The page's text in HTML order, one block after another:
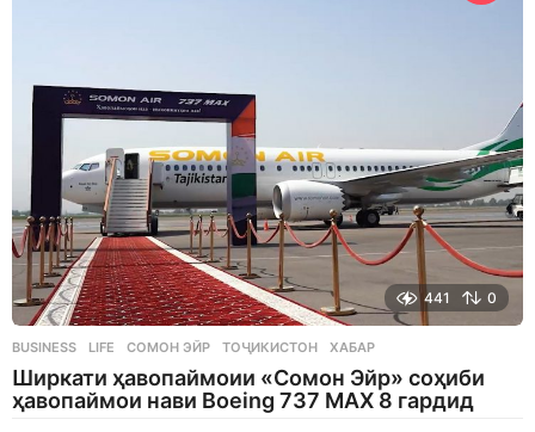
441 0
BUSINESS ,LIFE СОМОН ЭЙР ,ТОҶИКИСТОН ,ХАБАР
Ширкати ҳавопаймоии «Сомон Эйр» соҳиби
ҳавопаймои нави Boeing 737 MAX 8 гардид